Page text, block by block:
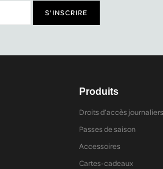
Produits
Droits d’accès journaliers
Passes de saison
Accessoires
Cartes-cadeaux